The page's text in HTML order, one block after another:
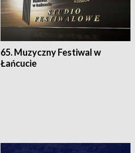
65. Muzyczny Festiwal w
Łańcucie